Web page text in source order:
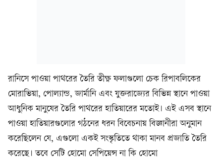
রানিসে পাওয়া পাথরের তৈরি তীক্ষ্ণ ফলাগুলো চেক রিপাবলিকের
মোরাভিয়া, পোল্যান্ড, জার্মানি এবং যুক্তরাজ্যের বিভিন্ন স্থানে পাওয়া
আধুনিক মানুষের তৈরি পাথরের হাতিয়ারের মতোই। এই এসব স্থানে
পাওয়া হাতিয়ারগুলোর গঠনের ধরন বিবেচনায় বিজ্ঞানীরা অনুমান
করেছিলেন যে, এগুলো একই সংস্কৃতিতে থাকা মানব প্রজাতি তৈরি
করেছে। তবে সেটি হোমো সেপিয়েন্স না কি হোমো